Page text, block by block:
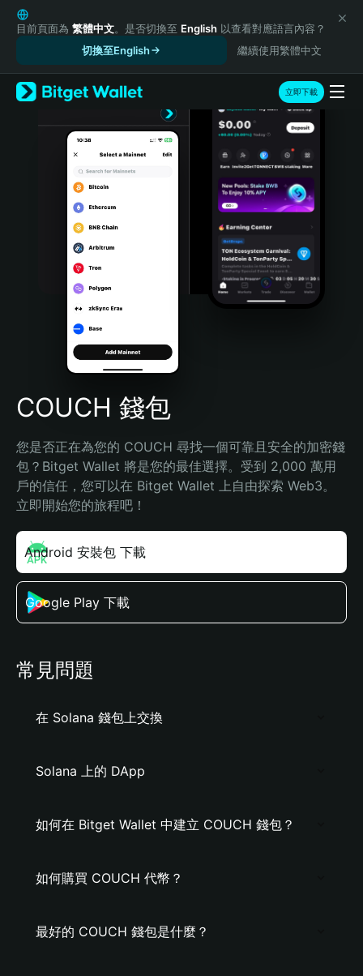
English
日本語
Русский
Español (Latinoamérica)
Türkçe
Português (Portugal)
Bahasa Indonesia
Português (Brasil)
Español (Argentina)
目前頁面為 繁體中文。是否切換至 English 以查看對應語言內容？
切換至English
繼續使用繁體中文
立即下載
COUCH 錢包
您是否正在為您的 COUCH 尋找一個可靠且安全的加密錢
包？Bitget Wallet 將是您的最佳選擇。受到 2,000 萬用
戶的信任，您可以在 Bitget Wallet 上自由探索 Web3。
立即開始您的旅程吧！
Android 安裝包 下載
Google Play 下載
常見問題
在 Solana 錢包上交換
Solana 上的 DApp
如何在 Bitget Wallet 中建立 COUCH 錢包？
如何購買 COUCH 代幣？
最好的 COUCH 錢包是什麼？